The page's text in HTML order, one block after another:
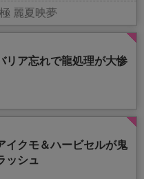
麗夏映夢
リア忘れで龍処理が大惨
イクモ＆ハービセルが鬼
ッシュ